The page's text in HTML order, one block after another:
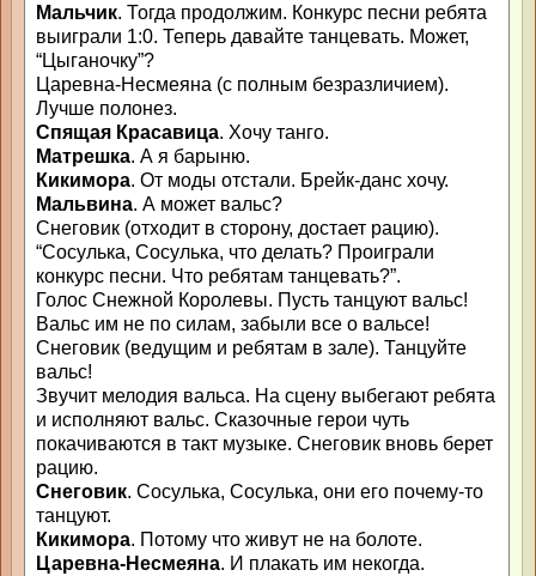
Мальчик. Тогда продолжим. Конкурс песни ребята
выиграли 1:0. Теперь давайте танцевать. Может,
“Цыганочку”?
Царевна-Несмеяна (с полным безразличием).
Лучше полонез.
Спящая Красавица. Хочу танго.
Матрешка. А я барыню.
Кикимора. От моды отстали. Брейк-данс хочу.
Мальвина. А может вальс?
Снеговик (отходит в сторону, достает рацию).
“Сосулька, Сосулька, что делать? Проиграли
конкурс песни. Что ребятам танцевать?”.
Голос Снежной Королевы. Пусть танцуют вальс!
Вальс им не по силам, забыли все о вальсе!
Снеговик (ведущим и ребятам в зале). Танцуйте
вальс!
Звучит мелодия вальса. На сцену выбегают ребята
и исполняют вальс. Сказочные герои чуть
покачиваются в такт музыке. Снеговик вновь берет
рацию.
Снеговик. Сосулька, Сосулька, они его почему-то
танцуют.
Кикимора. Потому что живут не на болоте.
Царевна-Несмеяна. И плакать им некогда.